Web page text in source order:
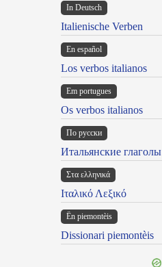
In Deutsch
Italienische Verben
En español
Los verbos italianos
Em portugues
Os verbos italianos
По русски
Итальянские глаголы
Στα ελληνικά
Ιταλικό Λεξικό
Ën piemontèis
Dissionari piemontèis